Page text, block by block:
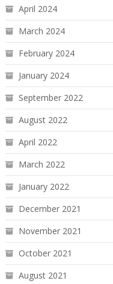
April 2024
March 2024
February 2024
January 2024
September 2022
August 2022
April 2022
March 2022
January 2022
December 2021
November 2021
October 2021
August 2021